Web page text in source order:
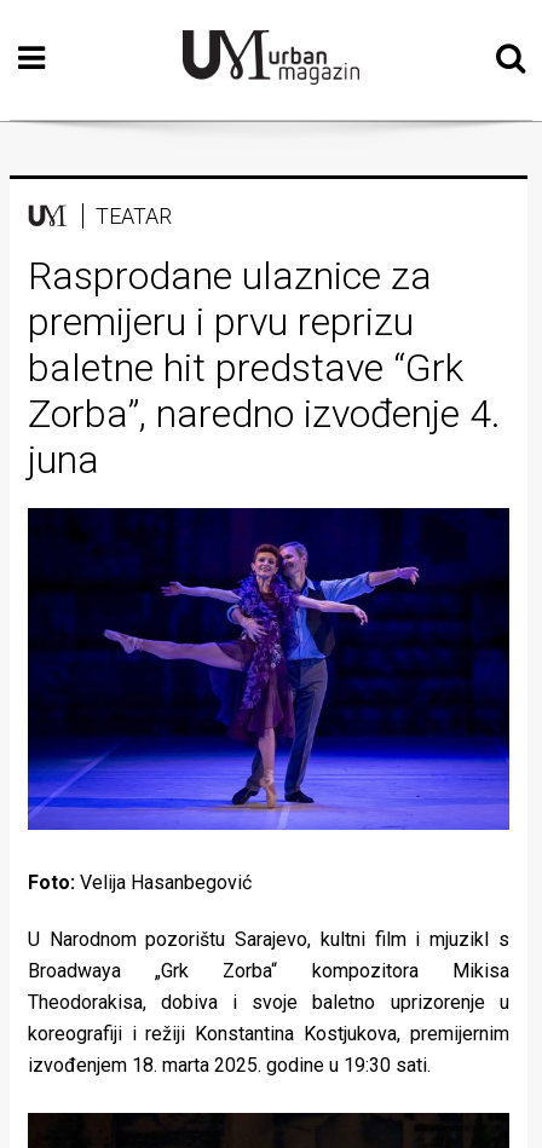
Početna
Vizualne
Teatar
Književnost
Muzika
Film
Intervju
Kolumne
Kultura
Lifestyle
Fashion
Zdravlje
Za
stolom
pokretu
Ideje
koje
TEATAR
Rasprodane ulaznice za
premijeru i prvu reprizu
baletne hit predstave “Grk
Zorba”, naredno izvođenje 4.
juna
Foto: Velija Hasanbegović
U Narodnom pozorištu Sarajevo, kultni film i mjuzikl s
Broadwaya „Grk Zorba“ kompozitora Mikisa
Theodorakisa, dobiva i svoje baletno uprizorenje u
koreografiji i režiji Konstantina Kostjukova, premijernim
izvođenjem 18. marta 2025. godine u 19:30 sati.